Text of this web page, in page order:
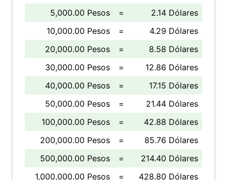
5,000.00 Pesos
=
2.14 Dólares
10,000.00 Pesos
=
4.29 Dólares
20,000.00 Pesos
=
8.58 Dólares
30,000.00 Pesos
=
12.86 Dólares
40,000.00 Pesos
=
17.15 Dólares
50,000.00 Pesos
=
21.44 Dólares
100,000.00 Pesos
=
42.88 Dólares
200,000.00 Pesos
=
85.76 Dólares
500,000.00 Pesos
=
214.40 Dólares
1,000,000.00 Pesos
= 428.80 Dólares